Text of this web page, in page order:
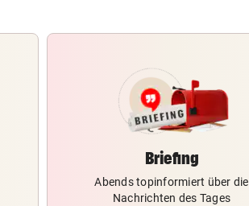
Briefing
Abends topinformiert über die
Nachrichten des Tages